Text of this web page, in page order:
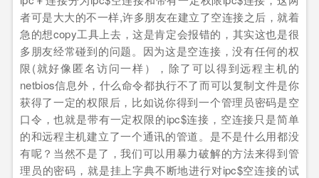
者可是大大的不一样,许多朋友在建立了空连接之后，就着
急的想copy工具上去，这是肯定会报错的，其实这也是很
多朋友经常碰到的问题。因为这是空连接，没有任何的权
限(就好像匿名访问一样），除了可以得到远程主机的
netbios信息外，什么命令都执行不了而可以复制文件是你
获得了一定的权限后，比如说你得到一个管理员密码是空
口令，也就是带有一定权限的ipc$连接，空连接只是简单
的和远程主机建立了一个通讯的管道。是不是什么用都没
有呢？当然不是了，我们可以用暴力破解的方法来得到管
理员的密码，就是挂上字典不断地进行对ipc$空连接的试